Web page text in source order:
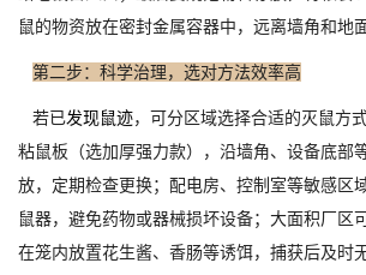
鼠的物资放在密封金属容器中，远离墙角和地面
第二步：科学治理，选对方法效率高
若已发现鼠迹，可分区域选择合适的灭鼠方
粘鼠板（选加厚强力款），沿墙角、设备底部
放，定期检查更换；配电房、控制室等敏感区
鼠器，避免药物或器械损坏设备；大面积厂区
在笼内放置花生酱、香肠等诱饵，捕获后及时